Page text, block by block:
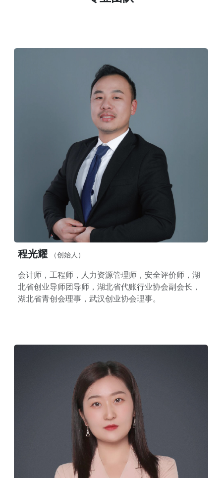
程光耀 （创始人）
会计师，工程师，人力资源管理师，安全评价师，湖
北省创业导师团导师，湖北省代账行业协会副会长，
湖北省青创会理事，武汉创业协会理事。